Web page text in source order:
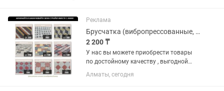
различные виды на «БРУСЧАТКА» ,
(мрамор)» , «ПЛИТКА» ,...
Реклама
Брусчатка (вибропрессованные, вибролитые, евробрусчатка)
2 200 ₸
У нас вы можете приобрести товары
по достойному качеству , выгодной
цене и по гарантии. В наличии имеются
различные виды на «БРУСЧАТКА» ,
Алматы, сегодня